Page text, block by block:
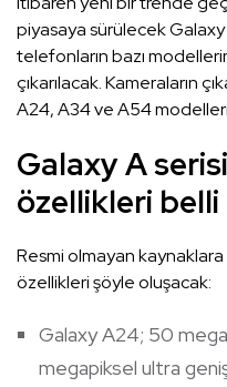
piyasaya sürülecek Galaxy
telefonların bazı
çıkarılacak. Kameraların
A24, A34 ve A54
Galaxy A
özellikleri
Resmi olmayan
özellikleri şöyle oluşacak:
Galaxy A24; 50
megapiksel ultra